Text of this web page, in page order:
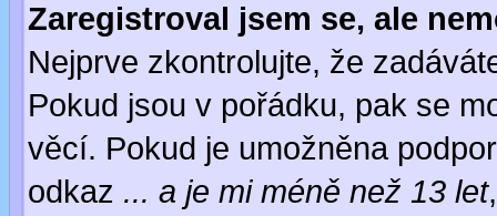
Zaregistroval jsem se, ale
Nejprve zkontrolujte, že
Pokud jsou v pořádku, pak se
věcí. Pokud je umožněna
odkaz ... a je mi méně než 13 let